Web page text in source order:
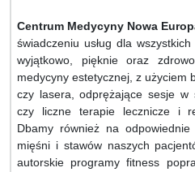
Centrum Medycyny Nowa
świadczeniu usług dla
wyjątkowo, pięknie oraz
medycyny estetycznej, z użyciem
czy lasera, odprężające sesje w
czy liczne terapie lecznicze i
Dbamy również na
mięśni i stawów naszych
autorskie programy fitness